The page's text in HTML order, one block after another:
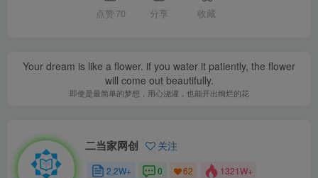
点赞 70 分享 收藏
Your dream is like a flower. if you water it patiently, the flower
will come out beautifully.
即使是最简单的梦想，用心浇灌，也能开出绚烂的花
二当家网创 关注
2.2W+ 0 62 1321W+